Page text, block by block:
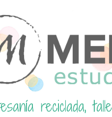
reciclada,